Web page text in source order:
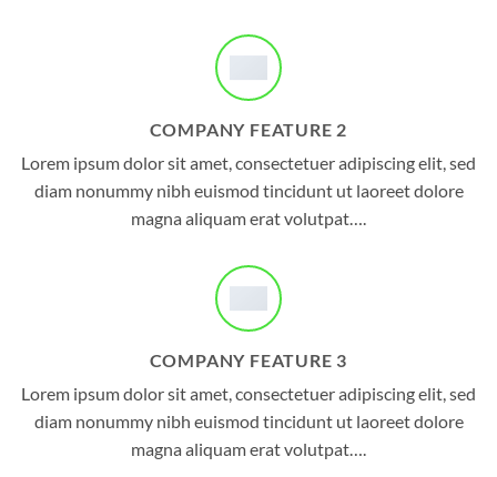
COMPANY FEATURE 2
Lorem ipsum dolor sit amet, consectetuer adipiscing elit, sed
diam nonummy nibh euismod tincidunt ut laoreet dolore
magna aliquam erat volutpat….
COMPANY FEATURE 3
Lorem ipsum dolor sit amet, consectetuer adipiscing elit, sed
diam nonummy nibh euismod tincidunt ut laoreet dolore
magna aliquam erat volutpat….